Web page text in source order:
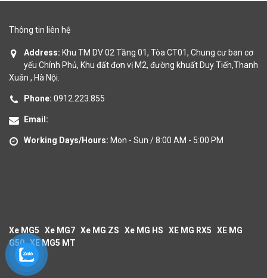
Thông tin liên hệ
Address: Khu TM DV 02 Tầng 01, Tòa CT01, Chung cư ban cơ
yếu Chính Phủ, Khu đất đơn vị M2, đường khuất Duy Tiến,Thanh
Xuân , Hà Nội.
Phone: 0912.223.855
Email:
Working Days/Hours: Mon - Sun / 8:00 AM - 5:00 PM
Xe MG5 Xe MG7 Xe MG ZS Xe MG HS XE MG RX5
XE MG
G50 XE MG5 MT